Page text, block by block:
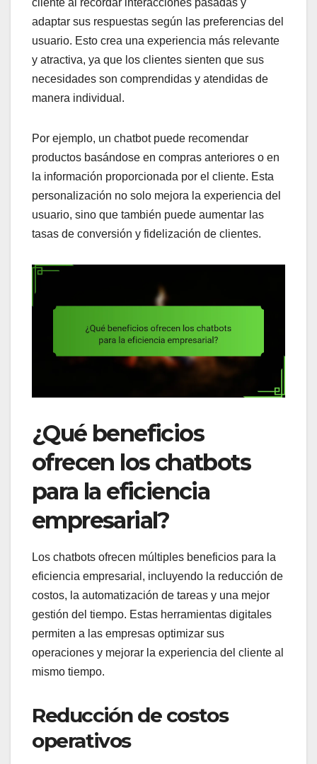
cliente al recordar interacciones pasadas y
adaptar sus respuestas según las preferencias del
usuario. Esto crea una experiencia más relevante
y atractiva, ya que los clientes sienten que sus
necesidades son comprendidas y atendidas de
manera individual.
Por ejemplo, un chatbot puede recomendar
productos basándose en compras anteriores o en
la información proporcionada por el cliente. Esta
personalización no solo mejora la experiencia del
usuario, sino que también puede aumentar las
tasas de conversión y fidelización de clientes.
¿Qué beneficios
ofrecen los chatbots
para la eficiencia
empresarial?
Los chatbots ofrecen múltiples beneficios para la
eficiencia empresarial, incluyendo la reducción de
costos, la automatización de tareas y una mejor
gestión del tiempo. Estas herramientas digitales
permiten a las empresas optimizar sus
operaciones y mejorar la experiencia del cliente al
mismo tiempo.
Reducción de costos
operativos